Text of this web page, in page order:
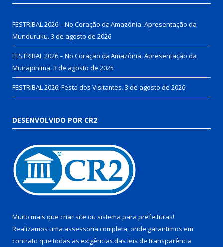
FESTRIBAL 2026 – No Coração da Amazônia. Apresentação da
Munduruku. 3 de agosto de 2026
FESTRIBAL 2026 – No Coração da Amazônia. Apresentação da
Muirapinima. 3 de agosto de 2026
FESTRIBAL 2026: Festa dos Visitantes. 3 de agosto de 2026
DESENVOLVIDO POR CR2
Muito mais que criar site ou sistema para prefeituras!
Realizamos uma assessoria completa, onde garantimos em
contrato que todas as exigências das leis de transparência